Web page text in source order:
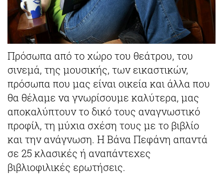
Πρόσωπα από το χώρο του θεάτρου, του
σινεμά, της μουσικής, των εικαστικών,
πρόσωπα που μας είναι οικεία και άλλα που
θα θέλαμε να γνωρίσουμε καλύτερα, μας
αποκαλύπτουν το δικό τους αναγνωστικό
προφίλ, τη μύχια σχέση τους με το βιβλίο
και την ανάγνωση. Η Βάνα Πεφάνη απαντά
σε 25 κλασικές ή αναπάντεχες
βιβλιοφιλικές ερωτήσεις.